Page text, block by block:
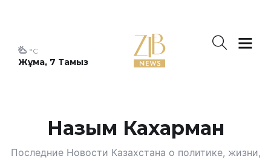
Жұма, 7 Тамыз
°C
Назым Кахарман
Последние Новости Казахстана о политике, жизни,